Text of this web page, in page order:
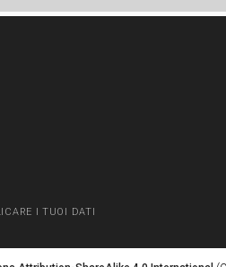
I TUOI DATI